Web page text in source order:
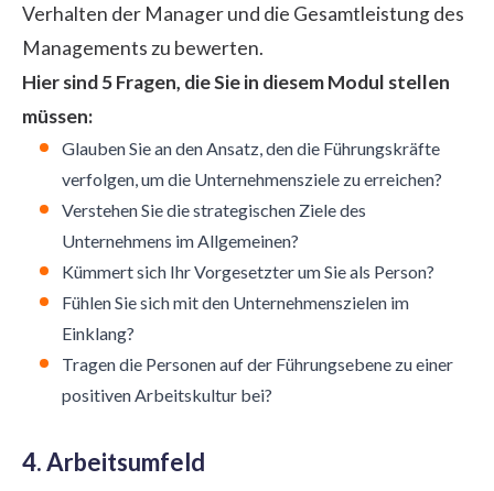
Verhalten der Manager und die Gesamtleistung des
Managements zu bewerten.
Hier sind 5 Fragen, die Sie in diesem Modul stellen
müssen:
Glauben Sie an den Ansatz, den die Führungskräfte
verfolgen, um die Unternehmensziele zu erreichen?
Verstehen Sie die strategischen Ziele des
Unternehmens im Allgemeinen?
Kümmert sich Ihr Vorgesetzter um Sie als Person?
Fühlen Sie sich mit den Unternehmenszielen im
Einklang?
Tragen die Personen auf der Führungsebene zu einer
positiven Arbeitskultur bei?
4. Arbeitsumfeld